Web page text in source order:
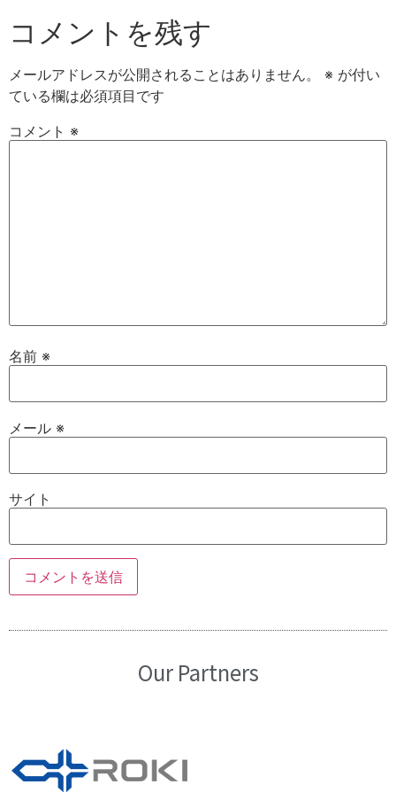
コメントを残す
メールアドレスが公開されることはありません。 ※ が付い
ている欄は必須項目です
コメント ※
名前 ※
メール ※
サイト
Our Partners